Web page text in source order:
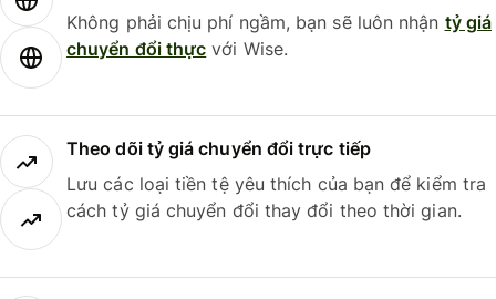
Không phải chịu phí ngầm, bạn sẽ luôn nhận tỷ giá
chuyển đổi thực với Wise.
Theo dõi tỷ giá chuyển đổi trực tiếp
Lưu các loại tiền tệ yêu thích của bạn để kiểm tra
cách tỷ giá chuyển đổi thay đổi theo thời gian.